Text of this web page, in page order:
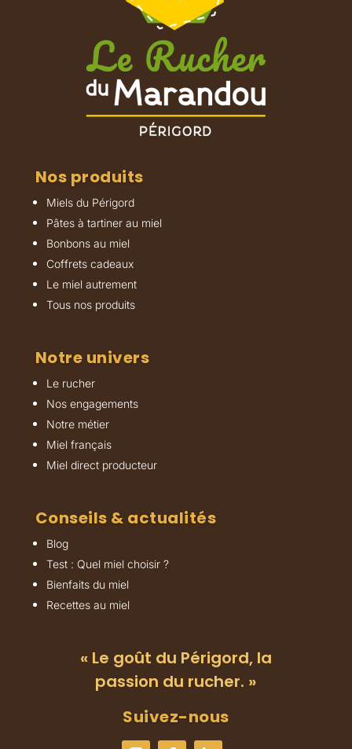
Nos produits
Miels du Périgord
Pâtes à tartiner au miel
Bonbons au miel
Coffrets cadeaux
Le miel autrement
Tous nos produits
Notre univers
Le rucher
Nos engagements
Notre métier
Miel français
Miel direct producteur
Conseils & actualités
Blog
Test : Quel miel choisir ?
Bienfaits du miel
Recettes au miel
« Le goût du Périgord, la
passion du rucher. »
Suivez-nous